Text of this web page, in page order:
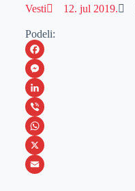
Vesti 12. jul 2019.
Podeli:
F
a
c
e
b
o
M
e
s
s
e
L
i
n
k
V
i
b
W
h
X